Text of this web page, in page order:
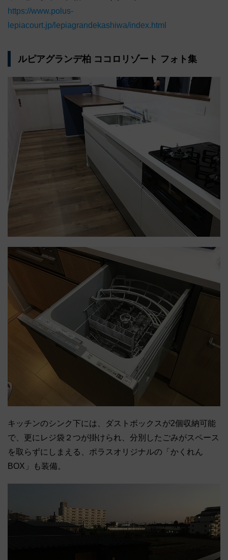
https://www.polus-
lepiacourt.jp/lepiagrandekashiwa/index.html
ルピアグランデ柏 ココロリゾート フォト集
キッチンのシンク下には、ダストボックスが2個収納可能
で、更にレジ袋２つが掛けられ、分別したごみがスペース
を取らずにしまえる、ポラスオリジナルの「かくれん
BOX」も装備。